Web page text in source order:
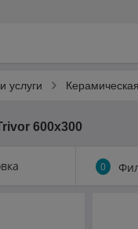
услуги
600х300
0